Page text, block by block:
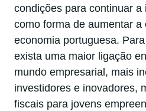
condições para continuar a
como forma de aumentar a
economia portuguesa.
exista uma maior ligação
mundo empresarial, mais
investidores e inovadores,
fiscais para jovens